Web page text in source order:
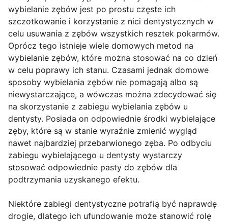
wybielanie zębów jest po prostu częste ich
szczotkowanie i korzystanie z nici dentystycznych w
celu usuwania z zębów wszystkich resztek pokarmów.
Oprócz tego istnieje wiele domowych metod na
wybielanie zębów, które można stosować na co dzień
w celu poprawy ich stanu. Czasami jednak domowe
sposoby wybielania zębów nie pomagają albo są
niewystarczające, a wówczas można zdecydować się
na skorzystanie z zabiegu wybielania zębów u
dentysty. Posiada on odpowiednie środki wybielające
zęby, które są w stanie wyraźnie zmienić wygląd
nawet najbardziej przebarwionego zęba. Po odbyciu
zabiegu wybielającego u dentysty wystarczy
stosować odpowiednie pasty do zębów dla
podtrzymania uzyskanego efektu.
Niektóre zabiegi dentystyczne potrafią być naprawdę
drogie, dlatego ich ufundowanie może stanowić rolę